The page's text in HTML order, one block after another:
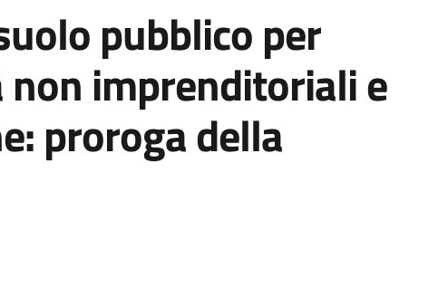
pubblico per
imprenditoriali e
proroga della